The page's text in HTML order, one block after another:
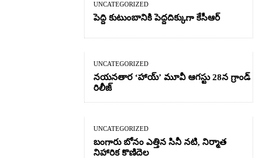
UNCATEGORIZED
పెద్ది కుటుంబానికి పెద్దదిక్కుగా కేసీఆర్
UNCATEGORIZED
నయనతార ‘హాయ్’ మూవీ ఆగస్టు 28న గ్రాండ్
రిలీజ్
UNCATEGORIZED
బంగారు బోనం ఎత్తిన సినీ నటి, నిర్మాత
నిహారిక కొణిదెల